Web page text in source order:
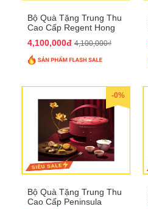
Bộ Quà Tặng Trung Thu
Cao Cấp Regent Hong
4,100,000đ 4,100,000₫
-0%
Bộ Quà Tặng Trung Thu
Cao Cấp Peninsula